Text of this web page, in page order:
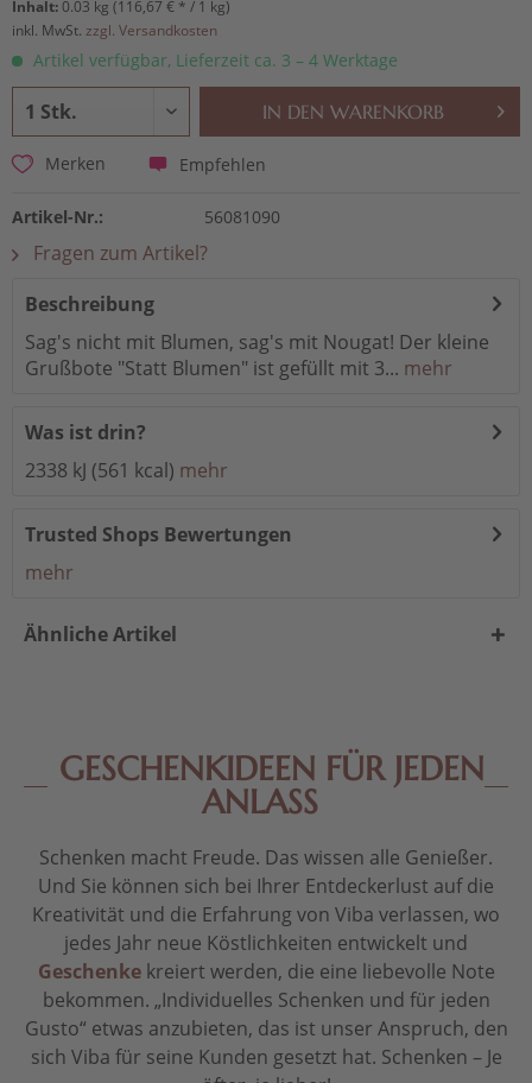
Inhalt:0.03 kg (116,67 € * / 1 kg)
inkl. MwSt. zzgl. Versandkosten
Artikel verfügbar, Lieferzeit ca. 3 – 4 Werktage
IN DEN WARENKORB
Merken Empfehlen
Artikel-Nr.: 56081090
Fragen zum Artikel?
Beschreibung
Sag's nicht mit Blumen, sag's mit Nougat! Der kleine
Grußbote "Statt Blumen" ist gefüllt mit 3... mehr
Was ist drin?
2338 kJ (561 kcal) mehr
Trusted Shops Bewertungen
mehr
Ähnliche Artikel
GESCHENKIDEEN FÜR JEDEN
ANLASS
Schenken macht Freude. Das wissen alle Genießer.
Und Sie können sich bei Ihrer Entdeckerlust auf die
Kreativität und die Erfahrung von Viba verlassen, wo
jedes Jahr neue Köstlichkeiten entwickelt und
Geschenkekreiert werden, die eine liebevolle Note
bekommen. „Individuelles Schenken und für jeden
Gusto“ etwas anzubieten, das ist unser Anspruch, den
sich Viba für seine Kunden gesetzt hat. Schenken – Je